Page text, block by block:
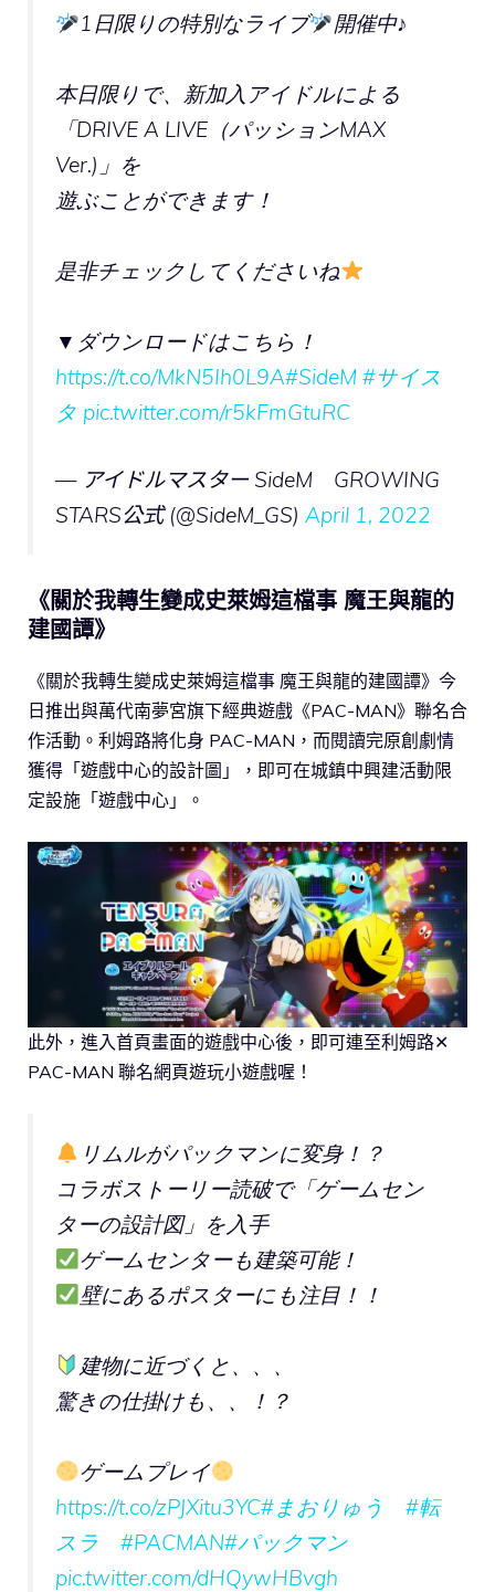
1日限りの特別なライブ 開催中♪
本日限りで、新加入アイドルによる
「DRIVE A LIVE（パッションMAX
Ver.)」を
遊ぶことができます！
是非チェックしてくださいね
▼ダウンロードはこちら！
https://t.co/MkN5Ih0L9A#SideM #サイス
タ pic.twitter.com/r5kFmGtuRC
— アイドルマスター SideM GROWING
STARS公式 (@SideM_GS) April 1, 2022
《關於我轉生變成史萊姆這檔事 魔王與龍的
建國譚》
《關於我轉生變成史萊姆這檔事 魔王與龍的建國譚》今
日推出與萬代南夢宮旗下經典遊戲《PAC-MAN》聯名合
作活動。利姆路將化身 PAC-MAN，而閱讀完原創劇情
獲得「遊戲中心的設計圖」，即可在城鎮中興建活動限
定設施「遊戲中心」。
此外，進入首頁畫面的遊戲中心後，即可連至利姆路✕
PAC-MAN 聯名網頁遊玩小遊戲喔！
リムルがパックマンに変身！？
コラボストーリー読破で「ゲームセン
ターの設計図」を入手
ゲームセンターも建築可能！
壁にあるポスターにも注目！！
建物に近づくと、、、
驚きの仕掛けも、、！？
ゲームプレイ
https://t.co/zPJXitu3YC#まおりゅう
#転
スラ
#PACMAN#パックマン
pic.twitter.com/dHQywHBvgh